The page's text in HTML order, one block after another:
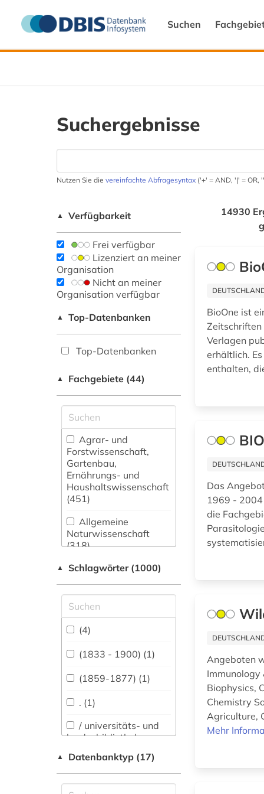
Suchen
Suchergebnisse
Nutzen Sie die vereinfachte Abfragesyntax ('+' = AND, '|' = OR,
▲ Verfügbarkeit
Frei verfügbar
Lizenziert an meiner
Organisation
Nicht an meiner
Organisation verfügbar
▲ Top-Datenbanken
Top-Datenbanken
▲ Fachgebiete (44)
Agrar- und
Forstwissenschaft,
Gartenbau,
Ernährungs- und
Haushaltswissenschaft
(451)
Allgemeine
Naturwissenschaft
(318)
Allgemeine und
Datenbanken (2882)
Allgemeine und
vergleichende Sprach-
und
Literaturwissenschaft.
Indogermanistik.
Außereuropäische
Sprachen und
Literaturen (819)
Anglistik.
Amerikanistik (746)
Archäologie (322)
▲ Schlagwörter (1000)
(4)
(1833 - 1900) (1)
(1859-1877) (1)
. (1)
/ universitäts- und
landesbibliothek
100-1216 (1)
▲ Datenbanktyp (17)
14930
BioOne ist
Verlagen
erhältlich.
enthalten,
Das
1969 - 2004
die
Angeboten
Immunology
Biophysics,
Chemistry
Agriculture,
Mehr